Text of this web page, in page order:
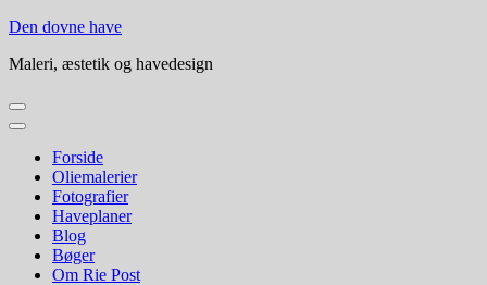
Skip
content
Enter)
Den dovne have
Maleri, æstetik og havedesign
Forside
Oliemalerier
Fotografier
Haveplaner
Blog
Bøger
Om Rie Post